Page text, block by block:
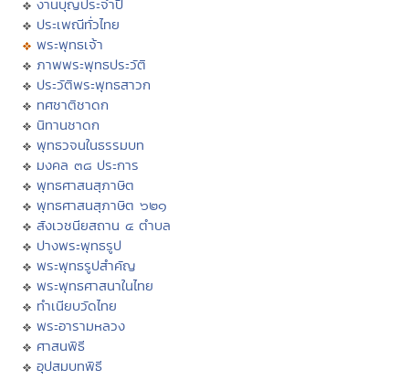
งานบุญประจำปี
ประเพณีทั่วไทย
พระพุทธเจ้า
ภาพพระพุทธประวัติ
ประวัติพระพุทธสาวก
ทศชาติชาดก
นิทานชาดก
พุทธวจนในธรรมบท
มงคล ๓๘ ประการ
พุทธศาสนสุภาษิต
พุทธศาสนสุภาษิต ๖๒๑
สังเวชนียสถาน ๔ ตำบล
ปางพระพุทธรูป
พระพุทธรูปสำคัญ
พระพุทธศาสนาในไทย
ทำเนียบวัดไทย
พระอารามหลวง
ศาสนพิธี
อุปสมบทพิธี